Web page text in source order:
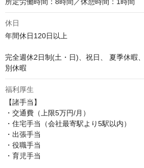
所定労働時間：8時間／休憩時間：1時間
休日
年間休日120日以上
完全週休2日制(土・日)、祝日、 夏季休暇
別休暇
福利厚生
【諸手当】
・交通費（上限5万円/月）
・住宅手当（会社最寄駅より5駅以内）
・出張手当
・役職手当
・育児手当